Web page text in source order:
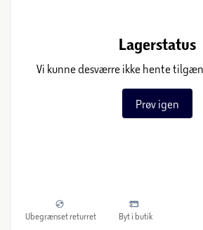
Lagerstatus
Vi kunne desværre ikke hente
Prøv igen
Ubegrænset returret Byt i butik